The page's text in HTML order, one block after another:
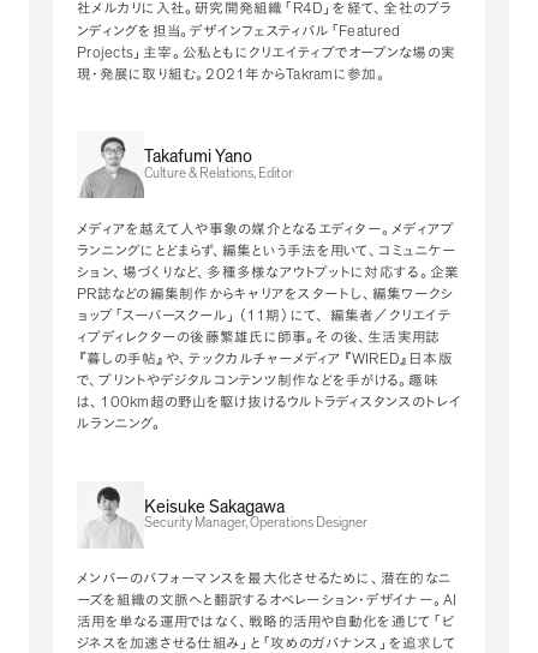
社メルカリに入社。 研究開発組織 「 R4D 」 を経て、 全社のブラ
ンディングを担当。 デザインフェスティバル 「 Featured
Projects 」 主宰。 公私ともにクリエイティブでオープンな場の実
現・発展に取り組む。 2021年からTakramに参加 。
Takafumi Yano
Culture & Relations, Editor
メディアを越えて人や事象の媒介となるエディター。 メディアプ
ランニングにとどまらず、 編集という手法を用いて、 コミュニケー
ション、 場づくりなど、 多種多様なアウトプットに対応する。 企業
PR誌などの編集制作からキャリアをスタートし、 編集ワークシ
ョップ 「 スーパースクール 」 （ 11期 ） にて、
編集者／クリエイテ
ィブディレクターの後藤繁雄氏に師事。 その後、 生活実用誌
『 暮しの手帖 』 や、 テックカルチャーメディア 『 WIRED』 日本版
で、 プリントやデジタルコンテンツ制作などを手がける。 趣味
は、 100km 超の野山を駆け抜けるウルトラディスタンスのトレイ
ルランニング。
Keisuke Sakagawa
Security Manager, Operations Designer
メンバーのパフォーマンスを最大化させるために 、 潜在的なニ
ーズを組織の文脈へと翻訳するオペレーション・デザイナー。 AI
活用を単なる運用ではなく、 戦略的活用や自動化を通じて 「 ビ
ジネスを加速させる仕組み 」 と 「攻めのガバナンス 」 を追求して